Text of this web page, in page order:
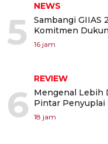
5
NEWS
Sambangi GIIAS
Komitmen
16 jam
6
REVIEW
Mengenal Lebih
Pintar Penyuplai
18 jam